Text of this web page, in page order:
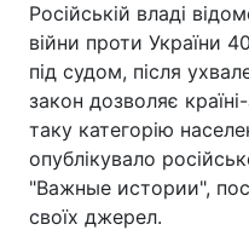
Російській владі
війни проти України
під судом, після
закон дозволяє
таку категорію
опублікувало
"Важные истории",
своїх джерел.